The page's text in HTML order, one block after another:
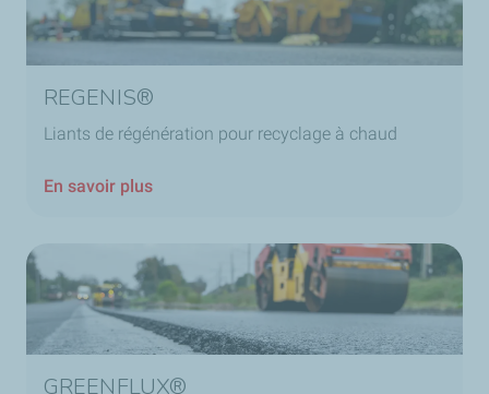
REGENIS®
Liants de régénération pour recyclage à chaud
En savoir plus
GREENFLUX®